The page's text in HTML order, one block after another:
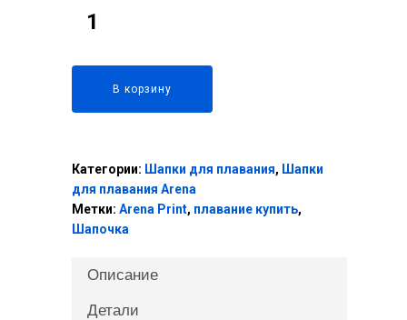
В корзину
Категории: Шапки для плавания, Шапки
для плавания Arena
Метки: Arena Print, плавание купить,
Шапочка
Описание
Детали